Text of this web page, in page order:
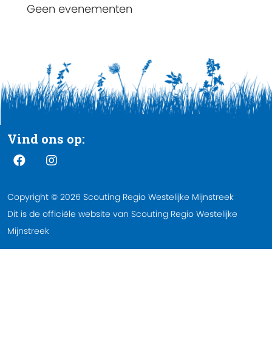
Geen evenementen
Vind ons op:
Copyright © 2026 Scouting Regio Westelijke Mijnstreek
Dit is de officiële website van Scouting Regio Westelijke
Mijnstreek